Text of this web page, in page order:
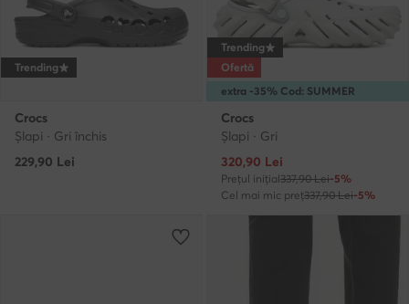
Trending
Crocs
Şlapi · Gri închis
229,90 Lei
extra -35% Cod: SUMMER
Trending
Ofertă
Crocs
Şlapi · Gri
Prețul actual
320,90 Lei
Prețul inițial337,90 Lei-5%
Cel mai mic preț337,90 Lei-5%